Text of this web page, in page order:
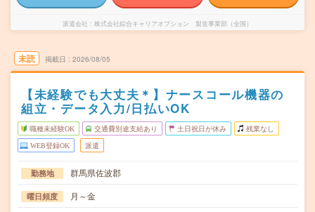
派遣会社 株式会社綜合キャリアオプション 製造事業部（全国）
未読 掲載日 2026/08/05
【未経験でも大丈夫＊】ナースコール機器の
組立・データ入力/日払いOK
職種未経験OK 交通費別途支給あり 土日祝日が休み 残業なし
WEB登録OK 派遣
勤務地 群馬県佐波郡
曜日頻度 月～金